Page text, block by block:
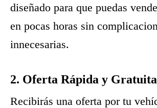
diseñado para que puedas
en pocas horas sin
innecesarias.
2. Oferta Rápida y Gratuita
Recibirás una oferta por tu